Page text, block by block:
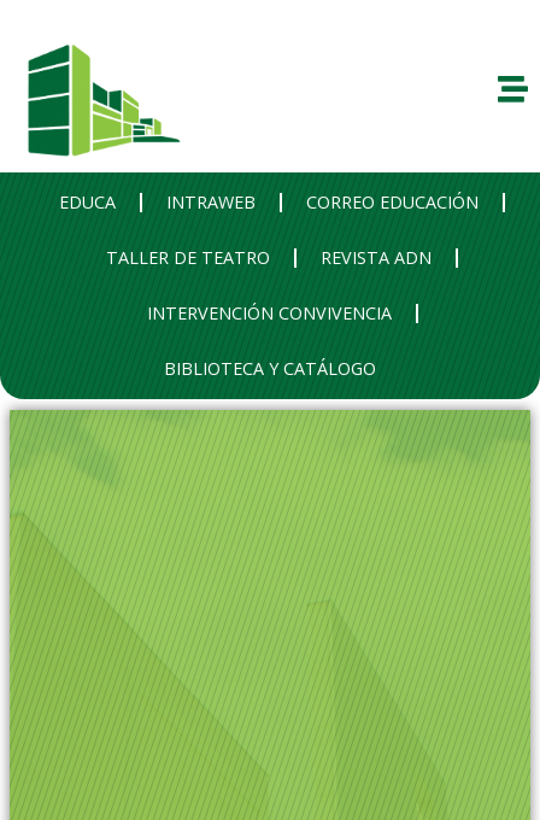
EDUCA INTRAWEB CORREO EDUCACIÓN
TALLER DE TEATRO REVISTA ADN
INTERVENCIÓN CONVIVENCIA
BIBLIOTECA Y CATÁLOGO